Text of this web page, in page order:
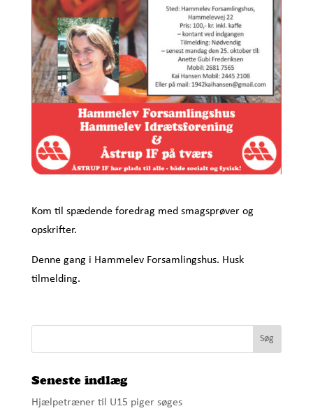
Kom til spædende foredrag med smagsprøver og
opskrifter.
Denne gang i Hammelev Forsamlingshus. Husk
tilmelding.
Seneste indlæg
Hjælpetræner til U15 piger søges